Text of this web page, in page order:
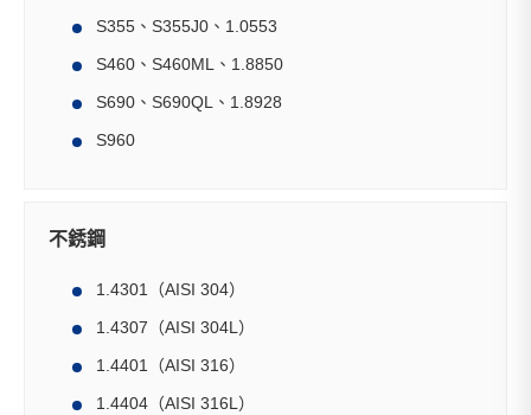
S355、S355J0、1.0553
S460、S460ML、1.8850
S690、S690QL、1.8928
S960
不銹鋼
1.4301（AISI 304）
1.4307（AISI 304L）
1.4401（AISI 316）
1.4404（AISI 316L）